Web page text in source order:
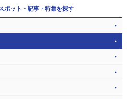
ポット・記事・特集を探す